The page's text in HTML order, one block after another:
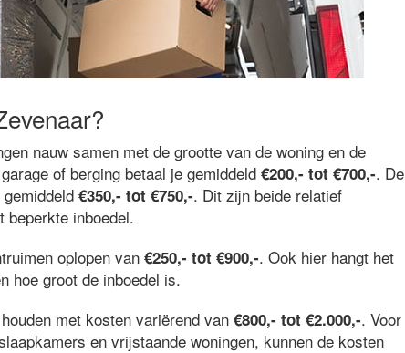
nauw samen met de grootte van de woning en de
of berging betaal je gemiddeld €200,- tot €700,-. De
€350,- tot €750,-. Dit zijn beide relatief
beperkte inboedel.
oplopen van €250,- tot €900,-. Ook hier hangt het
hoe groot de inboedel is.
met kosten variërend van €800,- tot €2.000,-. Voor
en vrijstaande woningen, kunnen de kosten